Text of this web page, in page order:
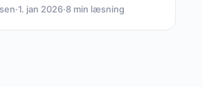
·1. jan 2026·8 min læsning